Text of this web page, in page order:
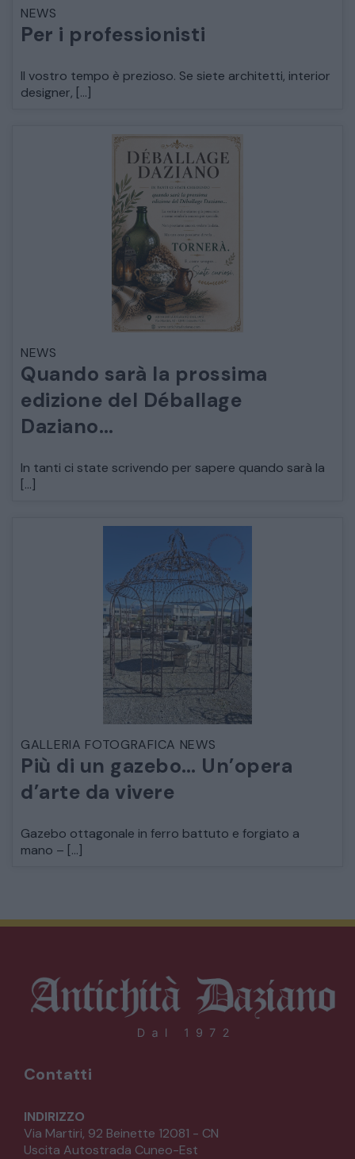
COMÒ E COMODINI
TAVOLI TAVOLINI CONSOLE
SEDIE POLTRONE DIVANI
CREDENZE – DOPPI CORPI – BUFFET
SALE DA PRANZO – STUDIO UFFICIO
ARREDO DA GIARDINO
DECORAZIONI OGGETTISTICA ILLUMINAZIONE
MATERIALI E STRUTTURE
MODERNARIATO
STILI ED ESPOSIZIONE
STRUMENTI MUSICALI
VEICOLI D’EPOCA
NEWS
Per i professionisti
Il vostro tempo è prezioso. Se siete architetti, interior
designer, […]
NEWS
Quando sarà la prossima
edizione del Déballage
Daziano…
In tanti ci state scrivendo per sapere quando sarà la
[…]
GALLERIA FOTOGRAFICA NEWS
Più di un gazebo… Un’opera
d’arte da vivere
Gazebo ottagonale in ferro battuto e forgiato a
mano – […]
Contatti
INDIRIZZO
Via Martiri, 92 Beinette 12081 - CN
Uscita Autostrada Cuneo-Est